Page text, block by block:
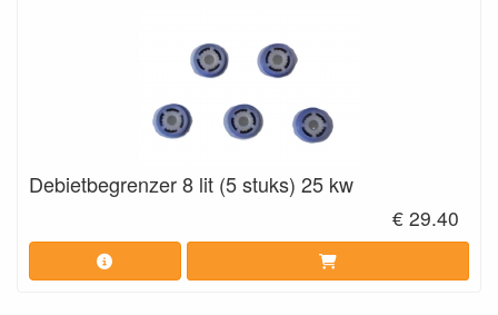
Debietbegrenzer 8 lit (5 stuks) 25 kw
€ 29.40